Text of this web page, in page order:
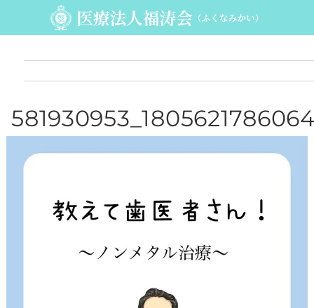
1808_858650095422511710